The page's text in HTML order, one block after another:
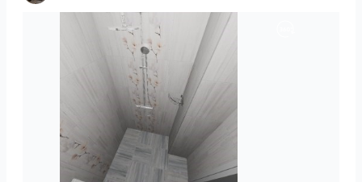
Liliya_Stoyanova-01